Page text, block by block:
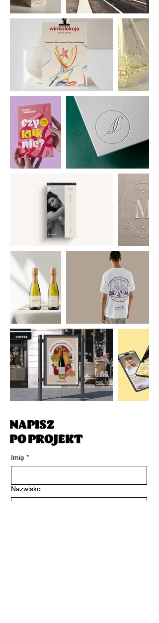
Imię *
Nazwisko
NAPISZ
PO PROJEKT